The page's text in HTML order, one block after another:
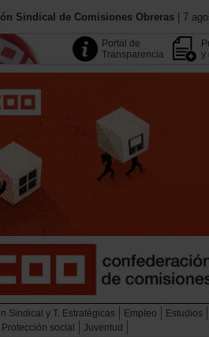
Sindical de Comisiones Obreras | 7
Portal de
Transparencia
y
Sindical y T. Estratégicas Empleo Estudios
Protección social
Juventud